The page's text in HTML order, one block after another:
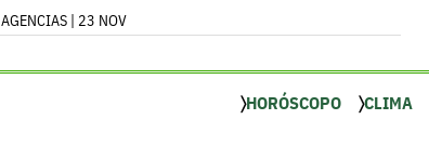
AGENCIAS | 23 NOV
HORÓSCOPO CLIMA